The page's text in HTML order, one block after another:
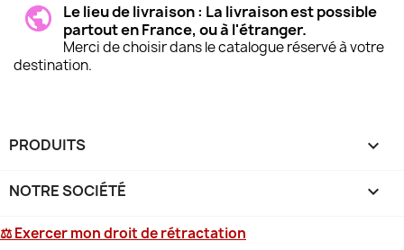
Le lieu de livraison : La livraison est possible
partout en France, ou à l'étranger.
Merci de choisir dans le catalogue réservé à votre
destination.
PRODUITS 
NOTRE SOCIÉTÉ 
⚖ Exercer mon droit de rétractation